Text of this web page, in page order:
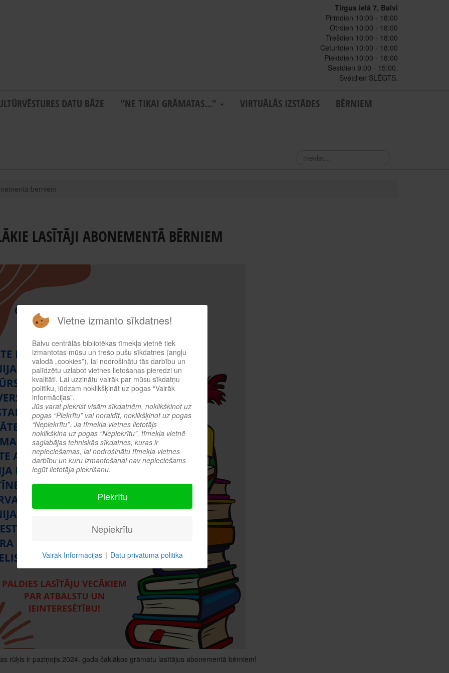
Tirgus ielā 7, Balvi
Pirmdien 10:00 - 18:00
Otrdien 10:00 - 18:00
Trešdien 10:00 - 18:00
Ceturtdien 10:00 - 18:00
Piektdien 10:00 - 18:00
Sestdien 9:00 - 15:00.
Svētdien SLĒGTS.
DATU BĀZE "NE TIKAI GRĀMATAS..." VIRTUĀLĀS IZSTĀDES BĒRNIEM
meklēt...
bērniem
LASĪTĀJI ABONEMENTĀ BĒRNIEM
rūķis ir paziņojis 2024. gada čaklākos grāmatu lasītājus abonementā bērniem!
Vietne izmanto sīkdatnes!
Balvu centrālās bibliotēkas tīmekļa vietnē tiek
izmantotas mūsu un trešo pušu sīkdatnes (angļu
valodā „cookies”), lai nodrošinātu tās darbību un
palīdzētu uzlabot vietnes lietošanas pieredzi un
kvalitāti. Lai uzzinātu vairāk par mūsu sīkdatņu
politiku, lūdzam noklikšķināt uz pogas “Vairāk
informācijas”.
Jūs varat piekrist visām sīkdatnēm, noklikšķinot uz
pogas “Piekrītu” vai noraidīt, noklikšķinot uz pogas
“Nepiekrītu”. Ja tīmekļa vietnes lietotājs
noklikšķina uz pogas “Nepiekrītu”, tīmekļa vietnē
saglabājas tehniskās sīkdatnes, kuras ir
nepieciešamas, lai nodrošinātu tīmekļa vietnes
darbību un kuru izmantošanai nav nepieciešams
iegūt lietotāja piekrišanu.
Piekrītu
Nepiekrītu
Vairāk Informācijas | Datu privātuma politika